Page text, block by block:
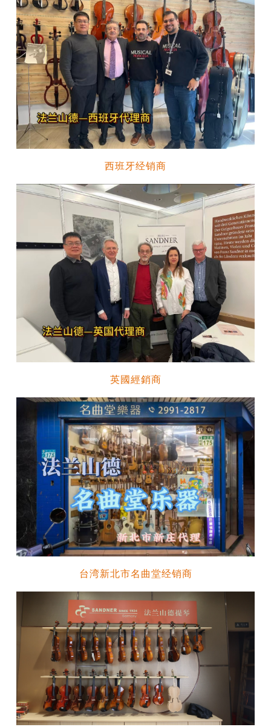
西班牙经销商
英國經銷商
台湾新北市名曲堂经销商